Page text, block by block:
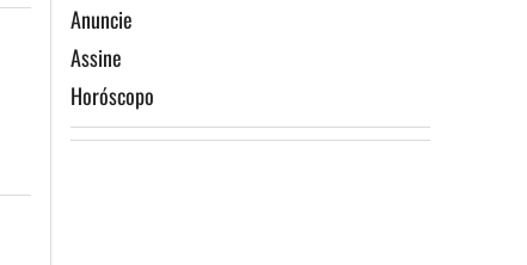
Anuncie
Assine
Horóscopo